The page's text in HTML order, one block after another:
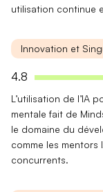
utilisation continue
Innovation et
4.8
L’utilisation de l’IA
mentale fait de
le domaine du
comme les mentors
concurrents.